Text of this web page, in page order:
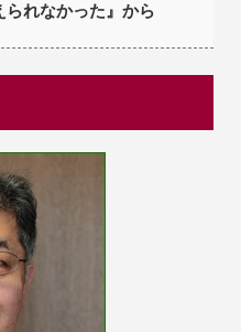
られなかった』から